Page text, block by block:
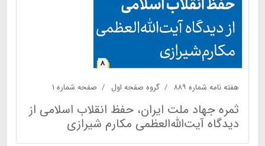
هفته نامه شماره ۸۸۹ گروه صفحه اول صفحه شماره ۱
ثمره جهاد ملت ایران، حفظ انقلاب اسلامی از
دیدگاه آیت‌الله‌العظمی مکارم شیرازی